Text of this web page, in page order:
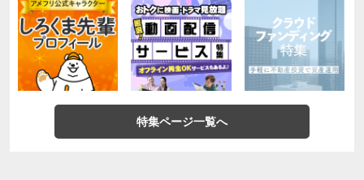
特集ページ一覧へ